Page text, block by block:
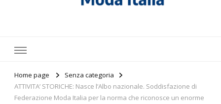
Home page
Senza categoria
ATTIVITA’ STORICHE: Nasce l’Albo nazionale. Soddisfazione di
Federazione Moda Italia per la norma che riconosce un enorme